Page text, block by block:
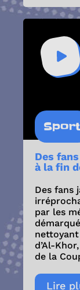
Sport
Des
à la fin
Des fans
par les
d’Al-
de la
Lire